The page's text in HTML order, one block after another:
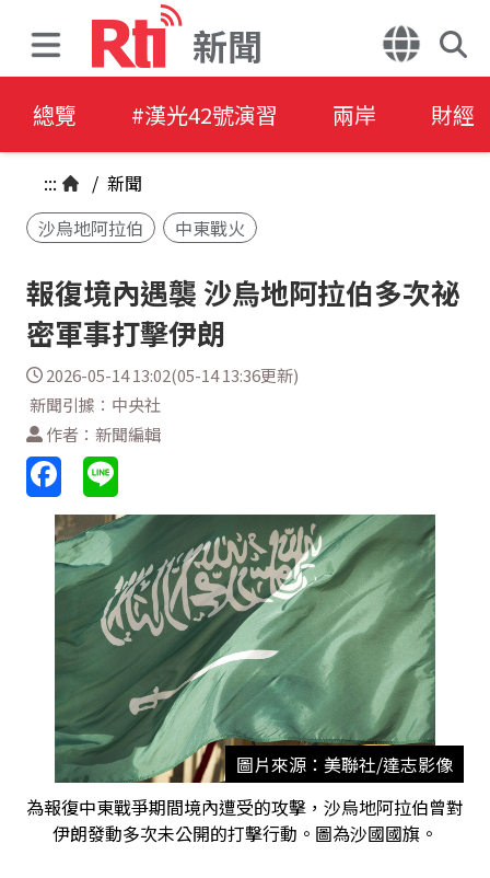
新聞
總覽 #漢光42號演習 兩岸 財經
::: / 新聞
沙烏地阿拉伯
中東戰火
報復境內遇襲 沙烏地阿拉伯多次祕
密軍事打擊伊朗
2026-05-14 13:02(05-14 13:36更新)
新聞引據：中央社
作者：新聞編輯
圖片來源：美聯社/達志影像
為報復中東戰爭期間境內遭受的攻擊，沙烏地阿拉伯曾對
伊朗發動多次未公開的打擊行動。圖為沙國國旗。